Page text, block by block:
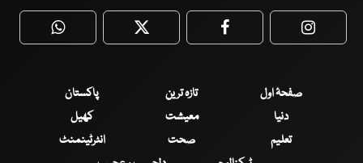
WhatsApp Twitter Facebook
صفحۂ اول تازہ ترین
پاکستان
دنیا
معیشت
کھیل
تعلیم
صحت
انٹرٹینمنٹ